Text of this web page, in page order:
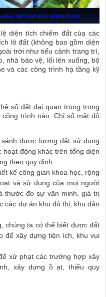
diện tích chiếm đất của các
lô đất (không bao gồm diện
trời như tiểu cảnh trang trí,
nhà bảo vệ, lối lên xuống, bộ
và các công trình hạ tầng kỹ
số đất đai quan trọng trong
trình nào. Chỉ số mật độ
được lượng đất sử dụng
động khác trên tổng diện
theo quy định.
kế công gian khoa học, rộng
và sử dụng của mọi người
thước đo sự văn minh, giá trị
các dự án khu đô thị, khu dân
chúng ta có thể biết được đất
để xây dựng tiện ích, khu vui
xử phạt các trường hợp xây
xây dựng ồ ạt, thiếu quy